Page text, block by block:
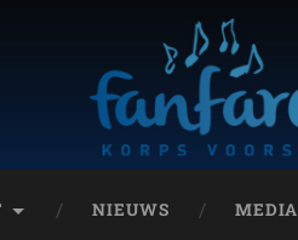
NIEUWS MEDIA